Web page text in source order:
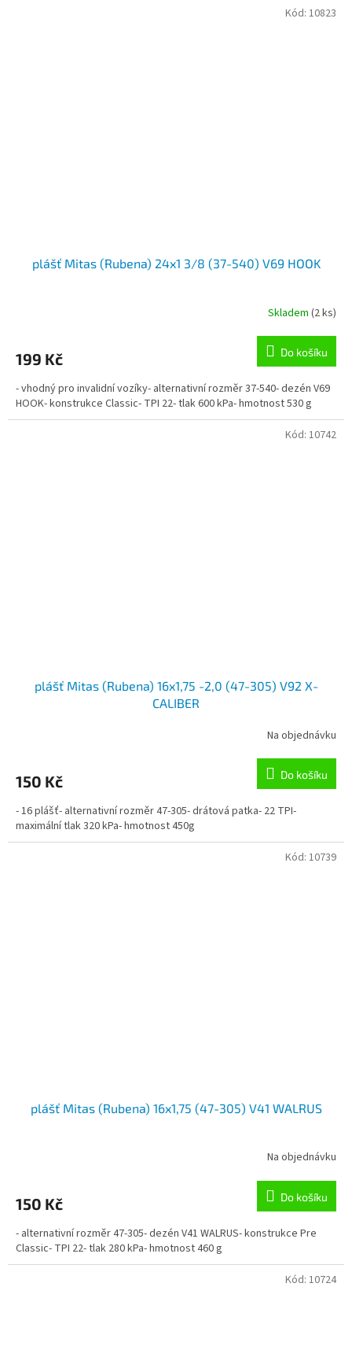
plášť Mitas (Rubena) 24x1 3/8 (37-540) V69 HOOK
Skladem (2 ks)
199 Kč Do košíku
- vhodný pro invalidní vozíky- alternativní rozměr 37-540- dezén V69
HOOK- konstrukce Classic- TPI 22- tlak 600 kPa- hmotnost 530 g
Kód: 10823
plášť Mitas (Rubena) 16x1,75 -2,0 (47-305) V92 X-
CALIBER
Na objednávku
150 Kč Do košíku
- 16 plášť- alternativní rozměr 47-305- drátová patka- 22 TPI-
maximální tlak 320 kPa- hmotnost 450g
Kód: 10742
plášť Mitas (Rubena) 16x1,75 (47-305) V41 WALRUS
Na objednávku
150 Kč Do košíku
- alternativní rozměr 47-305- dezén V41 WALRUS- konstrukce Pre
Classic- TPI 22- tlak 280 kPa- hmotnost 460 g
Kód: 10739
Kód: 10724